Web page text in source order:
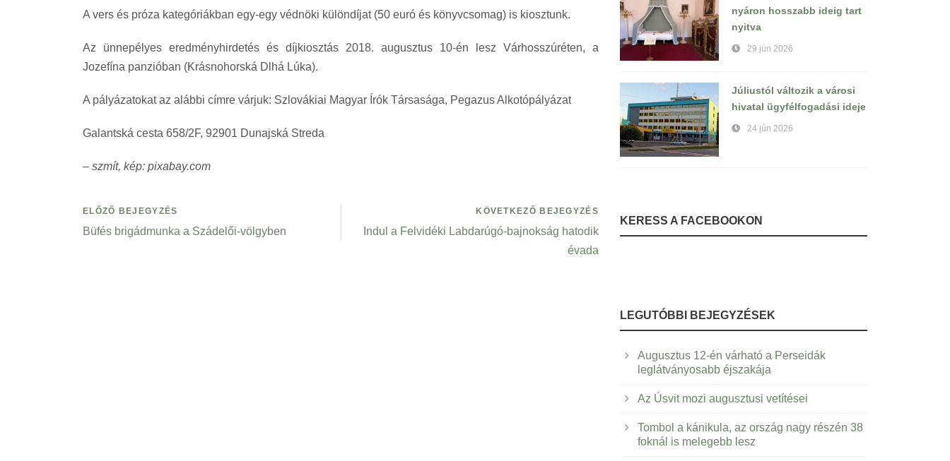
A vers és próza kategóriákban egy-egy védnöki különdíjat (50 euró és könyvcsomag) is kiosztunk.
Az ünnepélyes eredményhirdetés és díjkiosztás 2018. augusztus 10-én lesz Várhosszúréten, a
Jozefína panzióban (Krásnohorská Dlhá Lúka).
A pályázatokat az alábbi címre várjuk: Szlovákiai Magyar Írók Társasága, Pegazus Alkotópályázat
Galantská cesta 658/2F, 92901 Dunajská Streda
– szmít, kép: pixabay.com
ELŐZŐ BEJEGYZÉS
Büfés brigádmunka a Szádelői-völgyben
KÖVETKEZŐ BEJEGYZÉS
Indul a Felvidéki Labdarúgó-bajnokság hatodik
évada
nyáron hosszabb ideig tart
nyitva
29 jún 2026
Júliustól változik a városi
hivatal ügyfélfogadási ideje
24 jún 2026
KERESS A FACEBOOKON
LEGUTÓBBI BEJEGYZÉSEK
Augusztus 12-én várható a Perseidák
leglátványosabb éjszakája
Az Úsvit mozi augusztusi vetítései
Tombol a kánikula, az ország nagy részén 38
foknál is melegebb lesz